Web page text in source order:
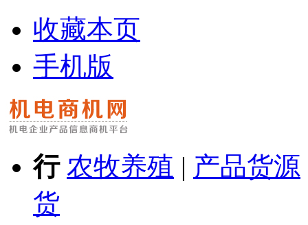
收藏本页
手机版
行 农牧养殖 | 产品货源
货